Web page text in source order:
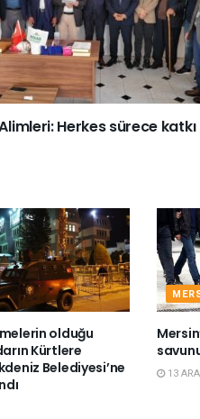
Herkes sürece katkı
olduğu
Kürtlere
Belediyesi’ne
13